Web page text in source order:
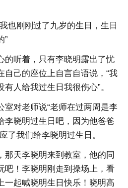
也刚刚过了九岁的生日，生日
”
的听着，只有李晓明露出了忧
自己的座位上自言自语说，“我
人给我过生日我很伤心”。
室对老师说“老师在过两周是李
李晓明过生日吧，因为他爸爸
了我们给李晓明过生日。
那天李晓明来到教室，他的同
吧！李晓明刚走到操场上，看
一起喊晓明生日快乐！晓明高